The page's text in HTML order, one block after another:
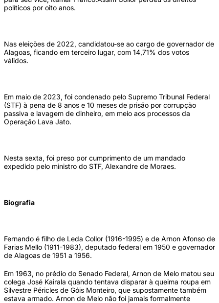
políticos por oito anos.
Nas eleições de 2022, candidatou-se ao cargo de governador de
Alagoas, ficando em terceiro lugar, com 14,71% dos votos
válidos.
Em maio de 2023, foi condenado pelo Supremo Tribunal Federal
(STF) à pena de 8 anos e 10 meses de prisão por corrupção
passiva e lavagem de dinheiro, em meio aos processos da
Operação Lava Jato.
Nesta sexta, foi preso por cumprimento de um mandado
expedido pelo ministro do STF, Alexandre de Moraes.
Biografia
Fernando é filho de Leda Collor (1916-1995) e de Arnon Afonso de
Farias Mello (1911-1983), deputado federal em 1950 e governador
de Alagoas de 1951 a 1956.
Em 1963, no prédio do Senado Federal, Arnon de Melo matou seu
colega José Kairala quando tentava disparar à queima roupa em
Silvestre Péricles de Góis Monteiro, que supostamente também
estava armado. Arnon de Melo não foi jamais formalmente